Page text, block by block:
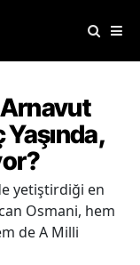
yetiştirdiği en
Osmani, hem
de A Milli